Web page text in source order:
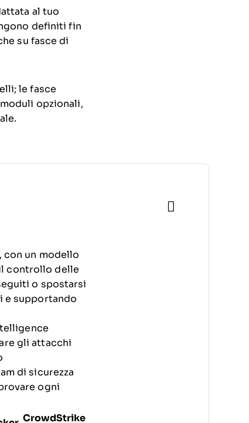
al tuo
definiti fin
su fasce di
le fasce
opzionali,
con un modello
controllo delle
o spostarsi
e supportando
gli attacchi
di sicurezza
ogni
CrowdStrike